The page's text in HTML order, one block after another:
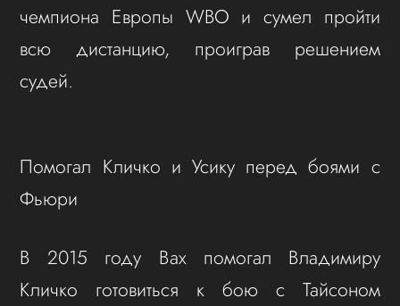
чемпиона Европы WBO и сумел пройти
всю дистанцию, проиграв решением
судей.
Помогал Кличко и Усику перед боями с
Фьюри
В 2015 году Вах помогал Владимиру
Кличко готовиться к бою с Тайсоном